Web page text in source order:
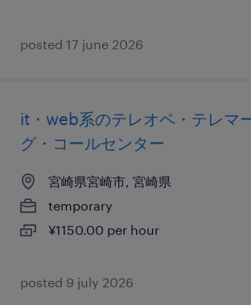
posted 17 june 2026
it・web系のテレオペ・テレマ
グ・コールセンター
宮崎県宮崎市, 宮崎県
temporary
¥1150.00 per hour
posted 9 july 2026